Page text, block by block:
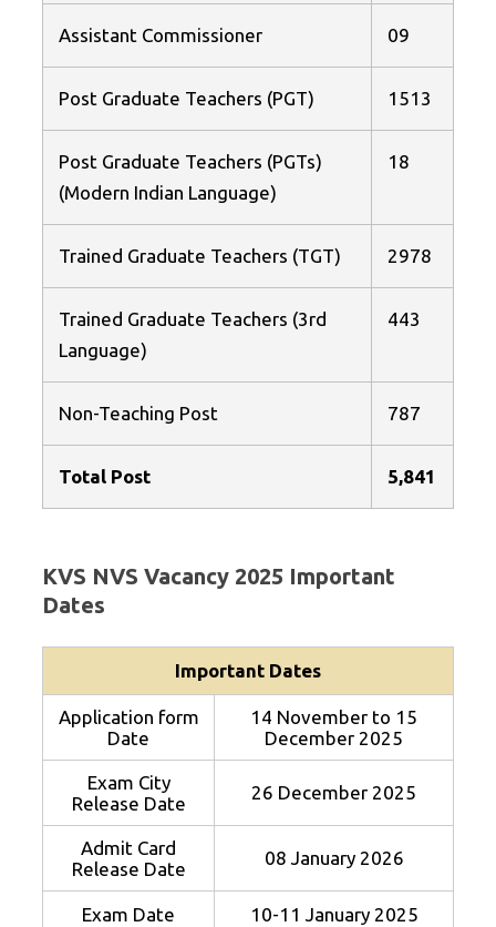
Assistant Commissioner 09
Post Graduate Teachers (PGT) 1513
Post Graduate Teachers (PGTs)
(Modern Indian Language)
18
Trained Graduate Teachers (TGT) 2978
Trained Graduate Teachers (3rd
Language)
443
Non-Teaching Post 787
Total Post 5,841
KVS NVS Vacancy 2025 Important
Dates
Important Dates
Application form
Date
14 November to 15
December 2025
Exam City
Release Date
26 December 2025
Admit Card
Release Date
08 January 2026
Exam Date 10-11 January 2025